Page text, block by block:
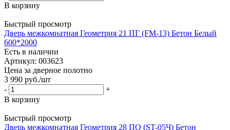
В корзину
Быстрый просмотр
Дверь межкомнатная Геометрия 21 ПГ (FM-13) Бетон Белый
600*2000
Есть в наличии
Артикул: 003623
Цена за дверное полотно
3 990 руб./шт
-
+
В корзину
Быстрый просмотр
Дверь межкомнатная Геометрия 28 ПО (ST-05Ч) Бетон